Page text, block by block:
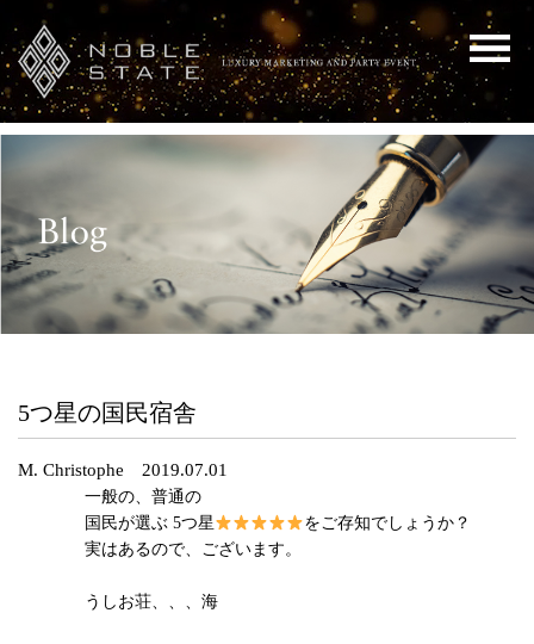
5つ星の国民宿舎
M. Christophe 2019.07.01
一般の、普通の
国民が選ぶ 5つ星
をご存知でしょうか？
実はあるので、ございます。
うしお荘、、、海